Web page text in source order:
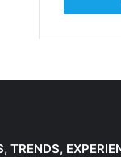
TRENDS,